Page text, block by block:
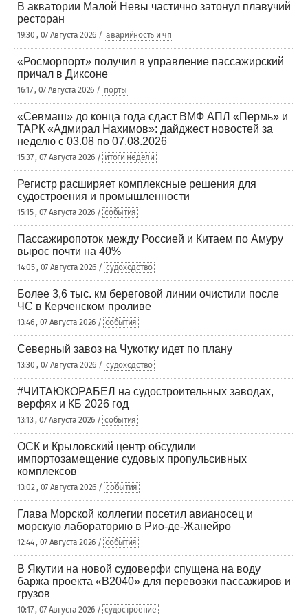
В акватории Малой Невы частично затонул плавучий
ресторан
19:30 , 07 Августа 2026 / аварийность и чп
«Росморпорт» получил в управление пассажирский
причал в Диксоне
16:17 , 07 Августа 2026 / порты
«Севмаш» до конца года сдаст ВМФ АПЛ «Пермь» и
ТАРК «Адмирал Нахимов»: дайджест новостей за
неделю с 03.08 по 07.08.2026
15:37 , 07 Августа 2026 / итоги недели
Регистр расширяет комплексные решения для
судостроения и промышленности
15:15 , 07 Августа 2026 / события
Пассажиропоток между Россией и Китаем по Амуру
вырос почти на 40%
14:05 , 07 Августа 2026 / судоходство
Более 3,6 тыс. км береговой линии очистили после
ЧС в Керченском проливе
13:46 , 07 Августа 2026 / события
Северный завоз на Чукотку идет по плану
13:30 , 07 Августа 2026 / судоходство
#ЧИТАЮКОРАБЕЛ на судостроительных заводах,
верфях и КБ 2026 год
13:13 , 07 Августа 2026 / события
ОСК и Крыловский центр обсудили
импортозамещение судовых пропульсивных
комплексов
13:02 , 07 Августа 2026 / события
Глава Морской коллегии посетил авианосец и
морскую лабораторию в Рио-де-Жанейро
12:44 , 07 Августа 2026 / события
В Якутии на новой судоверфи спущена на воду
баржа проекта «В2040» для перевозки пассажиров и
грузов
10:17 , 07 Августа 2026 / судостроение